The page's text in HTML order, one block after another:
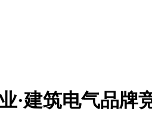
·建筑电气品